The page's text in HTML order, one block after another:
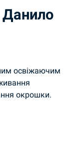
освіжаючим
окрошки.